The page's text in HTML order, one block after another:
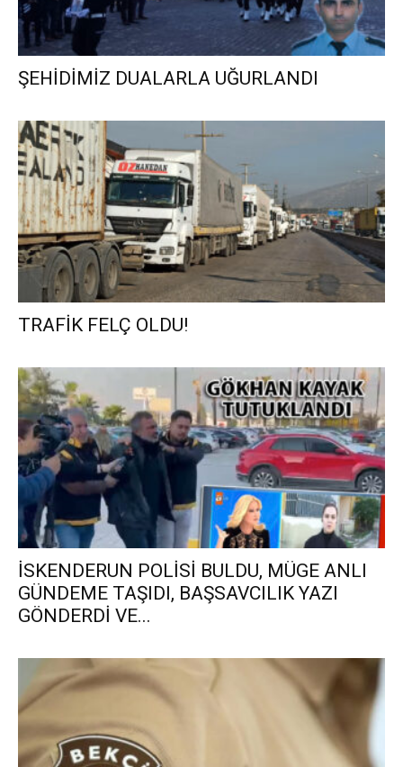
ŞEHİDİMİZ DUALARLA UĞURLANDI
TRAFİK FELÇ OLDU!
İSKENDERUN POLİSİ BULDU, MÜGE ANLI
GÜNDEME TAŞIDI, BAŞSAVCILIK YAZI
GÖNDERDİ VE...